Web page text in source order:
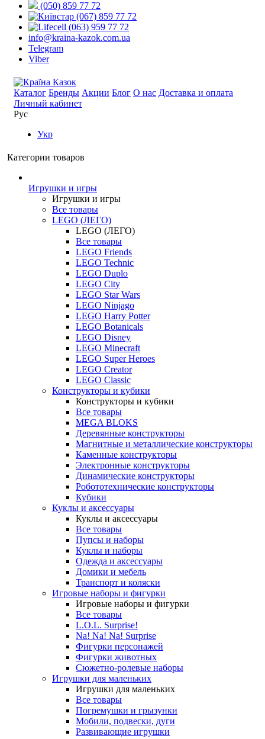
(050) 859 77 72
(067) 859 77 72
(063) 959 77 72
info@kraina-kazok.com.ua
Telegram
Viber
Каталог Бренды Акции Блог О нас Доставка и оплата
Личный кабинет
Рус
Укр
Категории товаров
Игрушки и игры
Игрушки и игры
Все товары
LEGO (ЛЕГО)
LEGO (ЛЕГО)
Все товары
LEGO Friends
LEGO Technic
LEGO Duplo
LEGO City
LEGO Star Wars
LEGO Ninjago
LEGO Harry Potter
LEGO Botanicals
LEGO Disney
LEGO Minecraft
LEGO Super Heroes
LEGO Creator
LEGO Classic
Конструкторы и кубики
Конструкторы и кубики
Все товары
MEGA BLOKS
Деревянные конструкторы
Магнитные и металлические конструкторы
Каменные конструкторы
Электронные конструкторы
Динамические конструкторы
Робототехнические конструкторы
Кубики
Куклы и аксессуары
Куклы и аксессуары
Все товары
Пупсы и наборы
Куклы и наборы
Одежда и аксессуары
Домики и мебель
Транспорт и коляски
Игровые наборы и фигурки
Игровые наборы и фигурки
Все товары
L.O.L. Surprise!
Na! Na! Na! Surprise
Фигурки персонажей
Фигурки животных
Сюжетно-ролевые наборы
Игрушки для маленьких
Игрушки для маленьких
Все товары
Погремушки и грызунки
Мобили, подвески, дуги
Развивающие игрушки